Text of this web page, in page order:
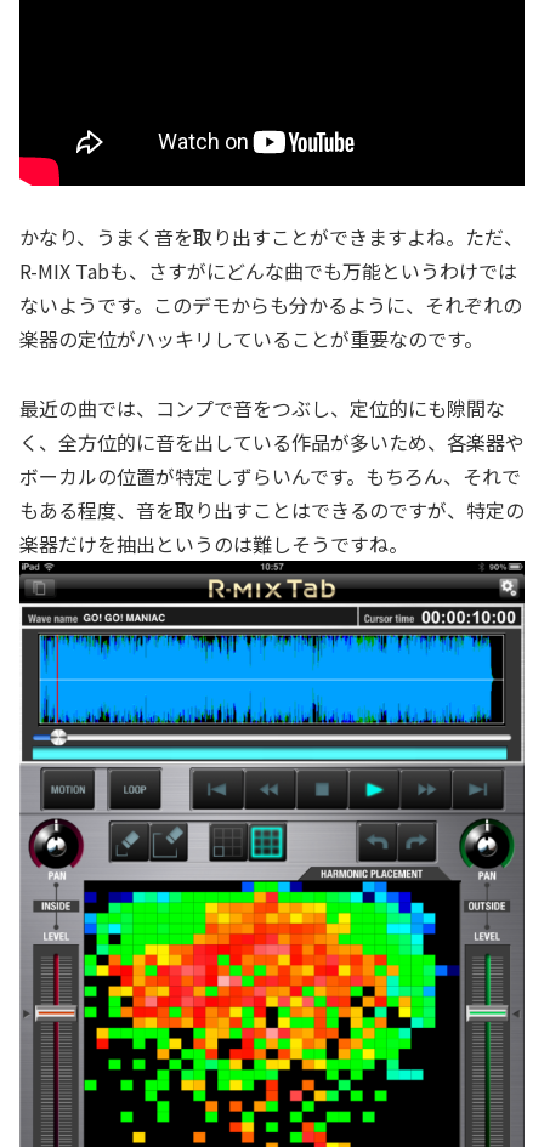
かなり、うまく音を取り出すことができますよね。ただ、
R-MIX Tabも、さすがにどんな曲でも万能というわけでは
ないようです。このデモからも分かるように、それぞれの
楽器の定位がハッキリしていることが重要なのです。
最近の曲では、コンプで音をつぶし、定位的にも隙間な
く、全方位的に音を出している作品が多いため、各楽器や
ボーカルの位置が特定しずらいんです。もちろん、それで
もある程度、音を取り出すことはできるのですが、特定の
楽器だけを抽出というのは難しそうですね。